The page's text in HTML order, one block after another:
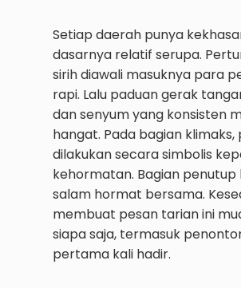
Setiap daerah punya
dasarnya relatif serupa.
sirih diawali masuknya para
rapi. Lalu paduan gerak
dan senyum yang konsisten
hangat. Pada bagian
dilakukan secara simbolis
kehormatan. Bagian
salam hormat bersama.
membuat pesan tarian ini
siapa saja, termasuk
pertama kali hadir.